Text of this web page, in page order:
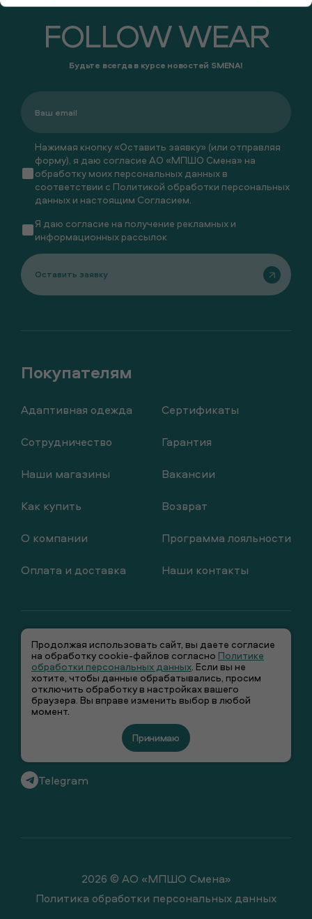
Адаптивная одежда
Сотрудничество
Наши магазины
Как купить
О компании
Оплата и доставка
Сертификаты
Гарантия
Вакансии
Возврат
Программа лояльности
Наши контакты
+7 (495) 66-00-106
info@smenawear.ru
Telegram
FOLLOW WEAR
Будьте всегда в курсе новостей SMENA!
Нажимая кнопку «Оставить заявку» (или отправляя
форму), я даю согласие АО «МПШО Смена» на
обработку моих персональных данных в
соответствии с Политикой обработки персональных
данных и настоящим Согласием.
Я даю согласие на получение рекламных и
информационных рассылок
Оставить заявку
2026 © АО «МПШО Смена»
Политика обработки персональных данных
Продолжая использовать сайт, вы даете согласие
на обработку cookie-файлов согласно Политике
обработки персональных данных. Если вы не
хотите, чтобы данные обрабатывались, просим
отключить обработку в настройках вашего
браузера. Вы вправе изменить выбор в любой
момент.
Принимаю